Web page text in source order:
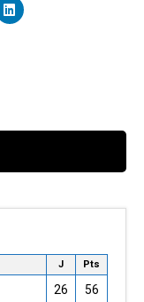
J Pts
26 56